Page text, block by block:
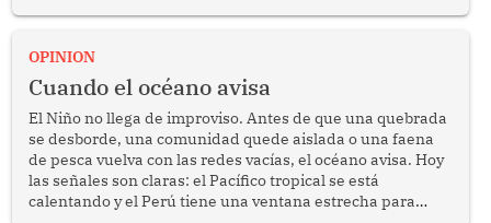
OPINION
Cuando el océano avisa
El Niño no llega de improviso. Antes de que una quebrada
se desborde, una comunidad quede aislada o una faena
de pesca vuelva con las redes vacías, el océano avisa. Hoy
las señales son claras: el Pacífico tropical se está
calentando y el Perú tiene una ventana estrecha para